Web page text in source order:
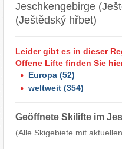
Jeschkengebirge
(Ještědský hřbet)
Leider gibt es in dieser
Offene Lifte finden Sie
Europa (52)
weltweit (354)
Geöffnete Skilifte im
(Alle Skigebiete mit